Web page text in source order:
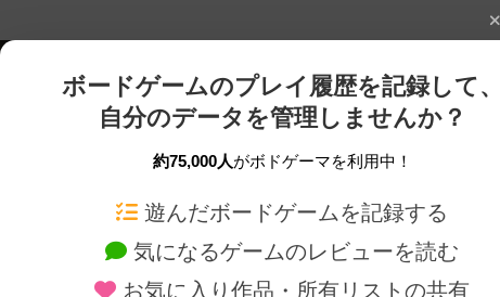
ボードゲームのプレイ履歴を記録して、
自分のデータを管理しませんか？
約75,000人がボドゲーマを利用中！
遊んだボードゲームを記録する
気になるゲームのレビューを読む
お気に入り作品・所有リストの共有
ボードゲームを検索する 新作・再入荷情報